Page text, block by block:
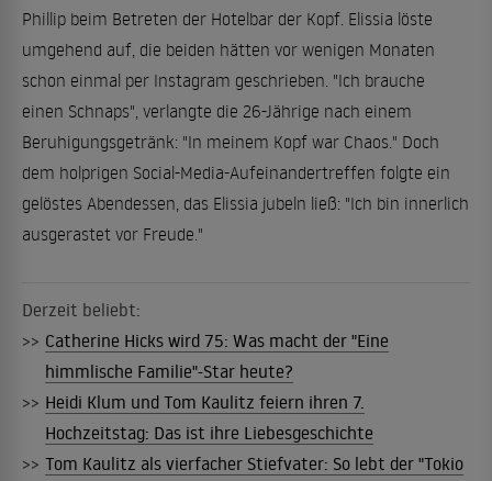
Phillip beim Betreten der Hotelbar der Kopf. Elissia löste
umgehend auf, die beiden hätten vor wenigen Monaten
schon einmal per Instagram geschrieben. "Ich brauche
einen Schnaps", verlangte die 26-Jährige nach einem
Beruhigungsgetränk: "In meinem Kopf war Chaos." Doch
dem holprigen Social-Media-Aufeinandertreffen folgte ein
gelöstes Abendessen, das Elissia jubeln ließ: "Ich bin innerlich
ausgerastet vor Freude."
Derzeit beliebt:
>> Catherine Hicks wird 75: Was macht der "Eine
himmlische Familie"-Star heute?
>> Heidi Klum und Tom Kaulitz feiern ihren 7.
Hochzeitstag: Das ist ihre Liebesgeschichte
>> Tom Kaulitz als vierfacher Stiefvater: So lebt der "Tokio